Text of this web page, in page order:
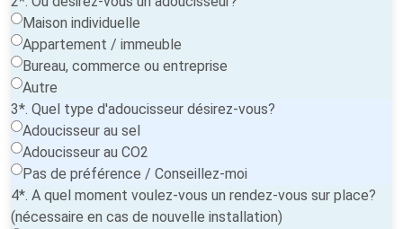
Maison individuelle
Appartement / immeuble
Bureau, commerce ou entreprise
Autre
3*. Quel type d'adoucisseur désirez-vous?
Adoucisseur au sel
Adoucisseur au CO2
Pas de préférence / Conseillez-moi
4*. A quel moment voulez-vous un rendez-vous sur place?
(nécessaire en cas de nouvelle installation)